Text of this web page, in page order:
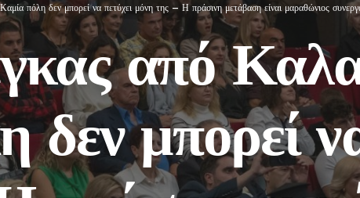
πόλη δεν μπορεί να πετύχει μόνη της – Η πράσινη μετάβαση είναι μαραθώνιος
από
μπορεί